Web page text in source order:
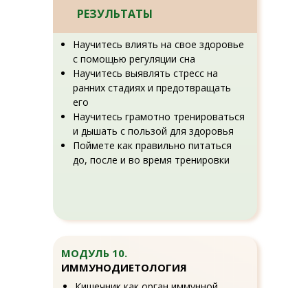
Научитесь влиять на свое здоровье
с помощью регуляции сна
Научитесь выявлять стресс на
ранних стадиях и предотвращать
его
Научитесь грамотно тренироваться
и дышать с пользой для здоровья
Поймете как правильно питаться
до, после и во время тренировки
МОДУЛЬ 10.
ИММУНОДИЕТОЛОГИЯ
РЕЗУЛЬТАТЫ